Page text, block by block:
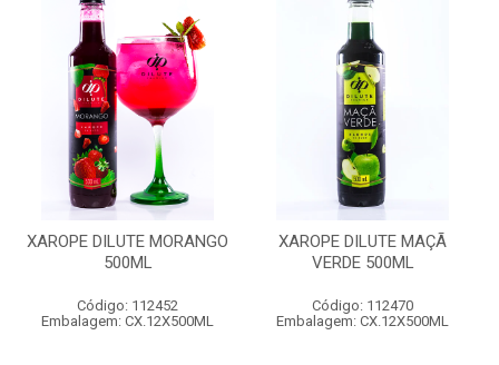
XAROPE DILUTE MORANGO
500ML
Código: 112452
Embalagem: CX.12X500ML
XAROPE DILUTE MAÇÃ
VERDE 500ML
Código: 112470
Embalagem: CX.12X500ML